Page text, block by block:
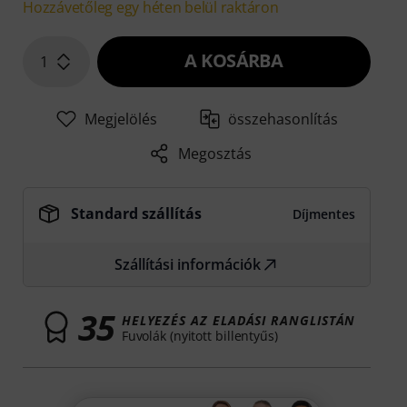
Hozzávetőleg egy héten belül raktáron
1 A KOSÁRBA
Megjelölés
összehasonlítás
Megosztás
Standard szállítás Díjmentes
Szállítási információk
35 HELYEZÉS AZ ELADÁSI RANGLISTÁN
Fuvolák (nyitott billentyűs)